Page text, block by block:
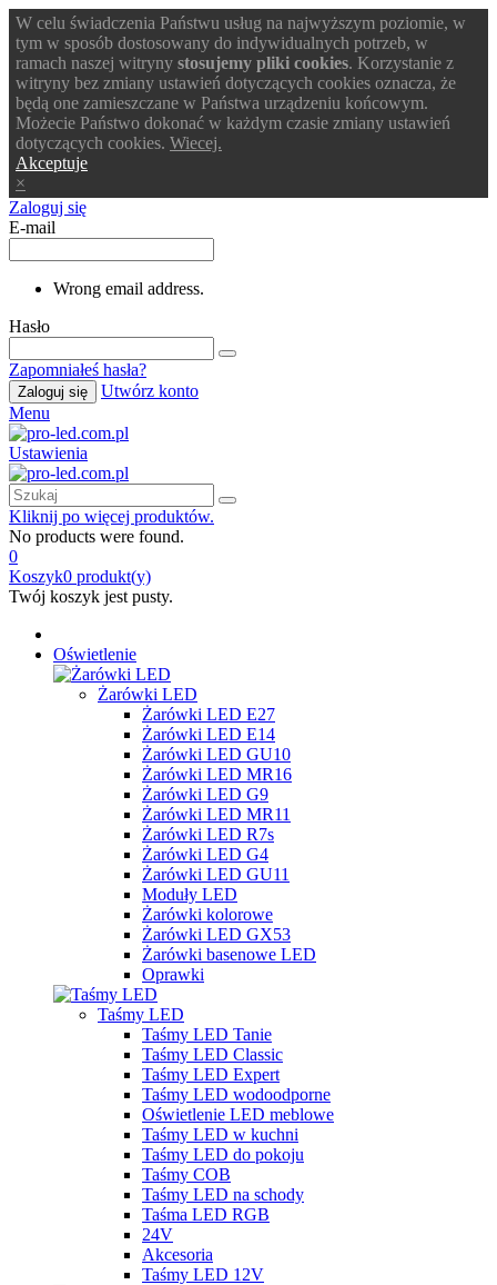
W celu świadczenia Państwu usług na najwyższym poziomie, w
tym w sposób dostosowany do indywidualnych potrzeb, w
ramach naszej witryny stosujemy pliki cookies. Korzystanie z
witryny bez zmiany ustawień dotyczących cookies oznacza, że
będą one zamieszczane w Państwa urządzeniu końcowym.
Możecie Państwo dokonać w każdym czasie zmiany ustawień
dotyczących cookies. Wiecej.
Akceptuje
×
Zaloguj się
E-mail
Wrong email address.
Hasło
Zapomniałeś hasła?
Zaloguj się
Utwórz konto
Menu
Ustawienia
Kliknij po więcej produktów.
No products were found.
0
Koszyk0 produkt(y)
Twój koszyk jest pusty.
Oświetlenie
Żarówki LED
Żarówki LED E27
Żarówki LED E14
Żarówki LED GU10
Żarówki LED MR16
Żarówki LED G9
Żarówki LED MR11
Żarówki LED R7s
Żarówki LED G4
Żarówki LED GU11
Moduły LED
Żarówki kolorowe
Żarówki LED GX53
Żarówki basenowe LED
Oprawki
Taśmy LED
Taśmy LED Tanie
Taśmy LED Classic
Taśmy LED Expert
Taśmy LED wodoodporne
Oświetlenie LED meblowe
Taśmy LED w kuchni
Taśmy LED do pokoju
Taśmy COB
Taśmy LED na schody
Taśma LED RGB
24V
Akcesoria
Taśmy LED 12V